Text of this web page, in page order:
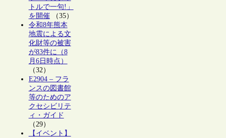
トルで一句!」
を開催（35）
令和8年熊本
地震による文
化財等の被害
が83件に（8
月6日時点）
（32）
E2904 – フラ
ンスの図書館
等のためのア
クセシビリテ
ィ・ガイド
（29）
【イベント】